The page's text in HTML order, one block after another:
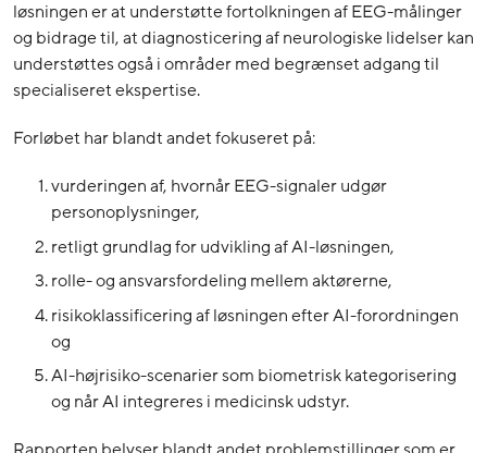
løsningen er at understøtte fortolkningen af EEG-målinger
og bidrage til, at diagnosticering af neurologiske lidelser kan
understøttes også i områder med begrænset adgang til
specialiseret ekspertise.
Forløbet har blandt andet fokuseret på:
vurderingen af, hvornår EEG-signaler udgør
personoplysninger,
retligt grundlag for udvikling af AI-løsningen,
rolle- og ansvarsfordeling mellem aktørerne,
risikoklassificering af løsningen efter AI-forordningen
og
AI-højrisiko-scenarier som biometrisk kategorisering
og når AI integreres i medicinsk udstyr.